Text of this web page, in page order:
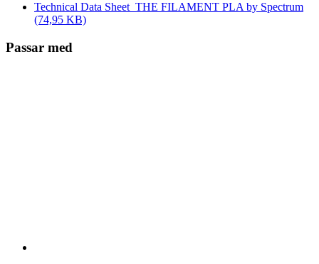
Technical Data Sheet_THE FILAMENT PLA by Spectrum
(74,95 KB)
Passar med